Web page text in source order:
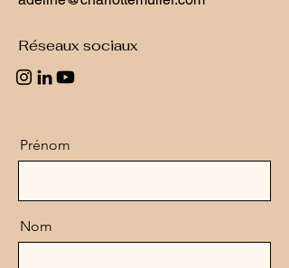
Réseaux sociaux
Prénom
Nom